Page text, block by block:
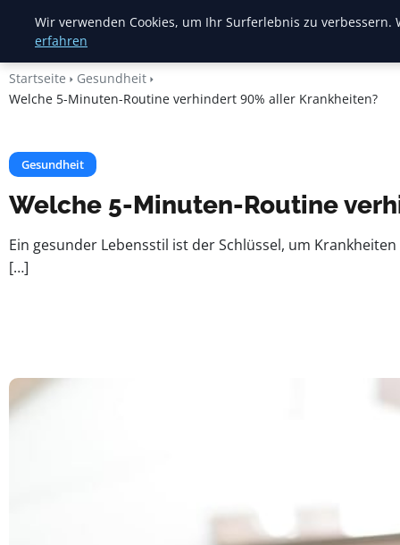
Heide Rundum
Startseite
Gesundheit
Welche 5-Minuten-Routine verhindert 90% aller Krankheiten?
Gesundheit
Welche 5-Minuten-Routine
Ein gesunder Lebensstil ist der Schlüssel, um
[…]
Wir verwenden Cookies, um Ihr Surferlebnis zu
erfahren